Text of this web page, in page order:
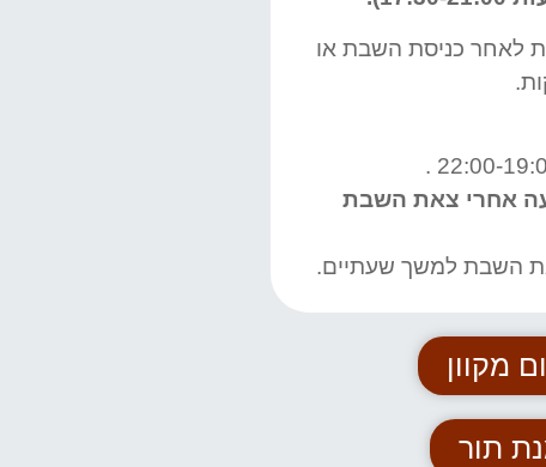
לאחר כניסת השבת או
תורן – 03 – שעה אחרי צאת השבת
השבת למשך שעתיים.
מקוון
תור